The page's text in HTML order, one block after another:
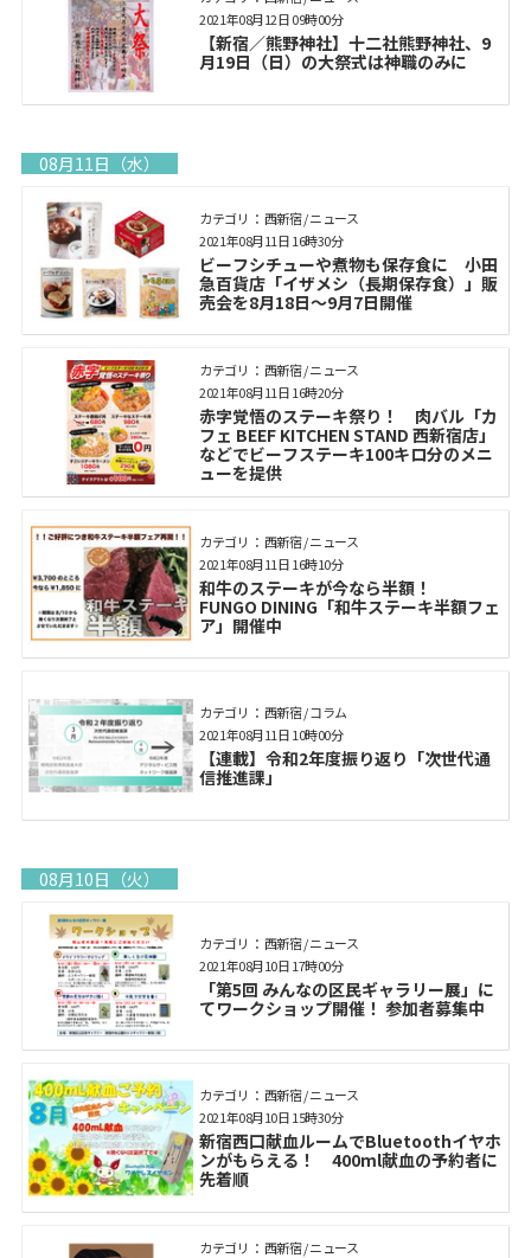
【新宿／熊野神社】十二社熊野神社、9
月19日（日）の大祭式は神職のみに
2021年08月12日 09時00分
08月11日（水）
カテゴリ： 西新宿 / ニュース
ビーフシチューや煮物も保存食に 小田
急百貨店「イザメシ（長期保存食）」販
売会を8月18日～9月7日開催
2021年08月11日 16時30分
カテゴリ： 西新宿 / ニュース
赤字覚悟のステーキ祭り！ 肉バル「カ
フェ BEEF KITCHEN STAND 西新宿店」
などでビーフステーキ100キロ分のメニ
ューを提供
2021年08月11日 16時20分
カテゴリ： 西新宿 / ニュース
和牛のステーキが今なら半額！
FUNGO DINING「和牛ステーキ半額フェ
ア」開催中
2021年08月11日 16時10分
カテゴリ： 西新宿 / コラム
【連載】令和2年度振り返り「次世代通
信推進課」
2021年08月11日 10時00分
08月10日（火）
カテゴリ： 西新宿 / ニュース
「第5回 みんなの区民ギャラリー展」に
てワークショップ開催！ 参加者募集中
2021年08月10日 17時00分
カテゴリ： 西新宿 / ニュース
新宿西口献血ルームでBluetoothイヤホ
ンがもらえる！ 400ml献血の予約者に
先着順
2021年08月10日 15時30分
カテゴリ： 西新宿 / ニュース